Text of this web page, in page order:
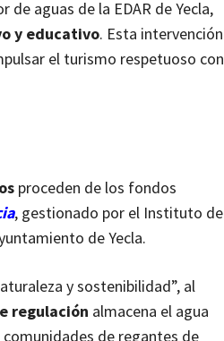
aguas de la EDAR de Yecla,
y educativo. Esta intervención
el turismo respetuoso con
proceden de los fondos
, gestionado por el Instituto de
de Yecla.
y sostenibilidad”, al
regulación almacena el agua
de regantes de